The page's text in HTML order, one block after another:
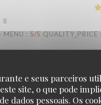
e seus parceiros
site, o que pode
dados pessoais. Os
8
MENU : 5/5 QUALITY_PRICE